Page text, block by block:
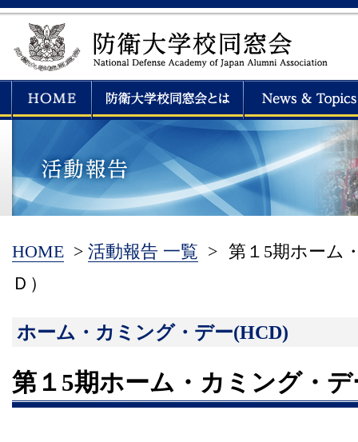
HOME > 活動報告 一覧 > 第１5期ホーム
Ｄ）
ホーム・カミング・デー(HCD)
第１5期ホーム・カミング・